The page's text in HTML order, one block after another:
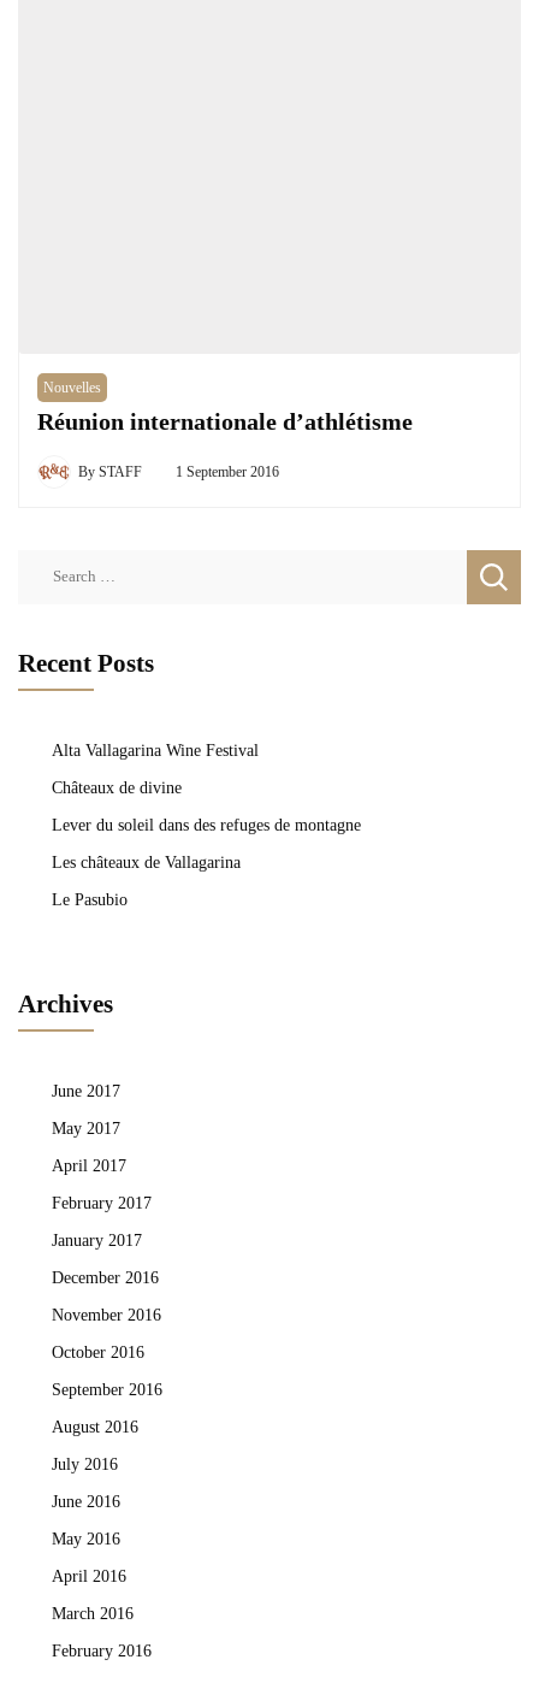
Nouvelles
Réunion internationale d’athlétisme
By STAFF 1 September 2016
Recent Posts
Alta Vallagarina Wine Festival
Châteaux de divine
Lever du soleil dans des refuges de montagne
Les châteaux de Vallagarina
Le Pasubio
Archives
June 2017
May 2017
April 2017
February 2017
January 2017
December 2016
November 2016
October 2016
September 2016
August 2016
July 2016
June 2016
May 2016
April 2016
March 2016
February 2016